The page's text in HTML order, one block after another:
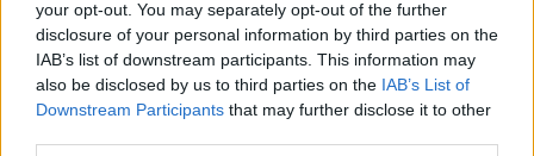
your opt-out. You may separately opt-out of the further
disclosure of your personal information by third parties on the
IAB’s list of downstream participants. This information may
also be disclosed by us to third parties on the IAB’s List of
Downstream Participants that may further disclose it to other
Performance
ZTE Blade V50 Design 5G supporta la tecnologia memory fusion che